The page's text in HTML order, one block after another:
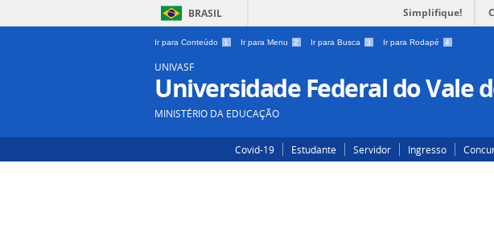
BRASIL Simplifique!
Ir para Conteúdo 1 Ir para Menu 2 Ir para Busca 3 Ir para Rodapé 4
UNIVASF
Universidade Federal do Vale
MINISTÉRIO DA EDUCAÇÃO
Covid-19 Estudante Servidor Ingresso